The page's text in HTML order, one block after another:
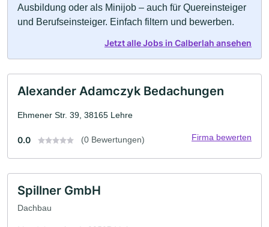
Ausbildung oder als Minijob – auch für Quereinsteiger
und Berufseinsteiger. Einfach filtern und bewerben.
Jetzt alle Jobs in Calberlah ansehen
Alexander Adamczyk Bedachungen
Ehmener Str. 39, 38165 Lehre
0.0 (0 Bewertungen) Firma bewerten
Spillner GmbH
Dachbau